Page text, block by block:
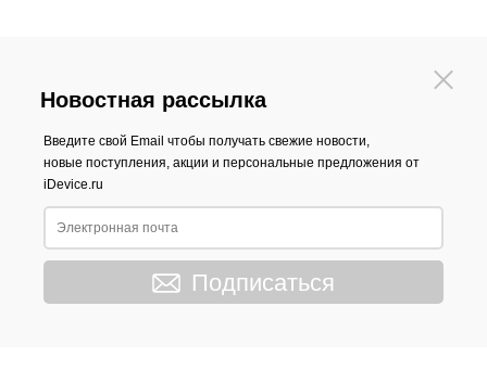
Новостная рассылка
Введите свой Email чтобы получать свежие новости,
новые поступления, акции и персональные предложения от
iDevice.ru
Подписаться